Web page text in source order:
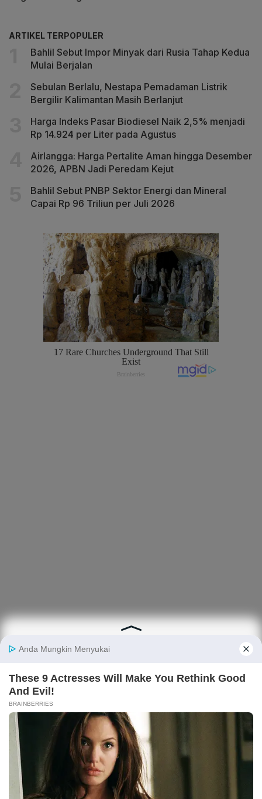
ARTIKEL TERPOPULER
Bahlil Sebut Impor Minyak dari Rusia Tahap Kedua
Mulai Berjalan
Sebulan Berlalu, Nestapa Pemadaman Listrik
Bergilir Kalimantan Masih Berlanjut
Harga Indeks Pasar Biodiesel Naik 2,5% menjadi
Rp 14.924 per Liter pada Agustus
Airlangga: Harga Pertalite Aman hingga Desember
2026, APBN Jadi Peredam Kejut
Bahlil Sebut PNBP Sektor Energi dan Mineral
Capai Rp 96 Triliun per Juli 2026